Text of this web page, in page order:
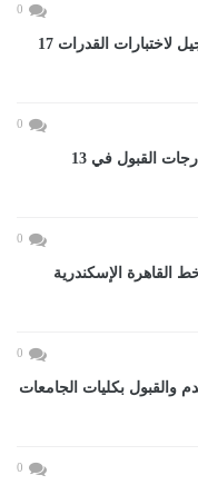
0
تنسيق الجامعات 2026.. إتاحة التسجيل لاختبارات القدرات 17
0
تنسيق الثانوى العام 2027.. اعرف درجات القبول في 13
0
القاهرة الإسكندرية
0
طريقة التقدم والقبول بكليات الجامعات
0